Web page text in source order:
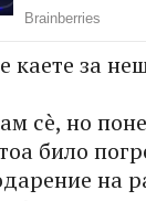
каете за
сè, но
било
на